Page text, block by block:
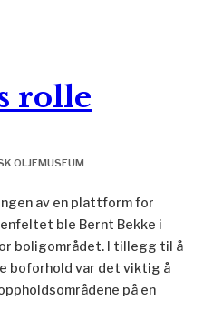
rolle
OLJEMUSEUM
av en plattform for
ble Bernt Bekke i
boligområdet. I tillegg til å
boforhold var det viktig å
på en